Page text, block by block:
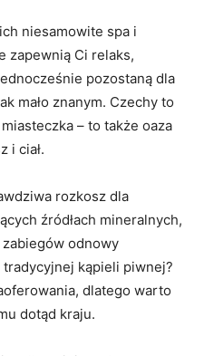
niesamowite spa‍ i
zapewnią Ci⁢ relaks,
pozostaną dla‌
mało znanym. Czechy ‍to
–⁢ to także oaza
i ciał.
rozkosz dla
źródłach mineralnych,
odnowy
kąpieli piwnej?
dlatego warto
dotąd kraju.